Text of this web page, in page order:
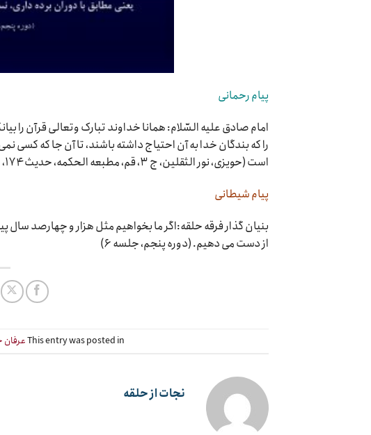
پیام رحمانی
امام صادق علیه السّلام: همانا خداوند تبارک وتعالی قرآن را
را که بندگان خدا به آن احتیاج داشته باشند، تا آن جا که کسی
است (حویزی، نور الثقلین، ج ۳، قم، مطبعه الحکمه، حدیث ۱۷۴، ص ۷۴)
پیام شیطانی
بنیان گذار فرقه حلقه:اگر ما بخواهیم مثل هزار و چهارصد سال
از دست می دهیم. (دوره پنجم، جلسه ۶)
This entry was posted inعرفان
نجات از حلقه